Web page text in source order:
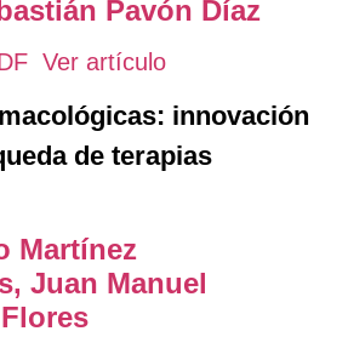
Pavón Díaz
Ver artículo
innovación
de terapias
Martínez
Juan Manuel